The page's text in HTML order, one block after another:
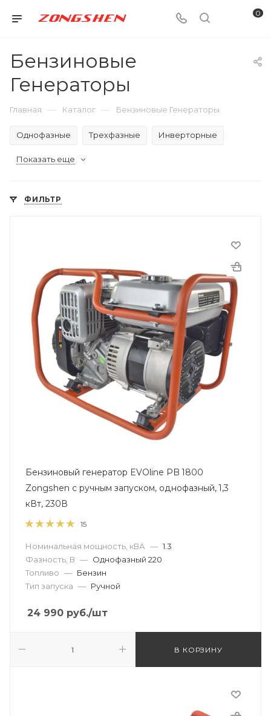
0
Бензиновые
Генераторы
Главная — Каталог — Бензиновые Генераторы
Однофазные Трехфазные Инверторные
Показать еще
ФИЛЬТР
Бензиновый генератор EVOline PB 1800
Zongshen с ручным запуском, однофазный, 1,3
кВт, 230В
15
Номинальная мощность, кВА — 1.3
Фазность, В — Однофазный 220
Топливо — Бензин
Тип запуска — Ручной
24 990 руб./шт
В КОРЗИНУ